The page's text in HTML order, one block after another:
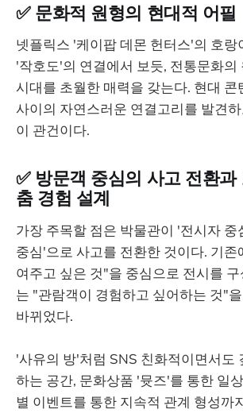
✅ 문화적 원형의 현대적 어필
넷플릭스 '케이팝 데몬 헌터스'의 호랑
'작호도'의 연결에서 보듯, 전통문화의
시대를 초월한 매력을 갖는다. 현대
사이의 자연스러운 연결고리를 발견
이 관건이다.
✅ 방문객 중심의 사고 전환
춤 경험 설계
가장 주목할 점은 박물관이 '전시자 중
중심'으로 사고를 전환한 것이다. 기존
여주고 싶은 것"을 중심으로 전시를
는 "관람객이 경험하고 싶어하는 것"
바뀌었다.
'사유의 방'처럼 SNS 친화적이면서도
하는 공간, 문화상품 '뮷즈'를 통한 일
별 이벤트를 통한 지속적 관계 형성까